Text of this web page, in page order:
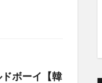
ボーイ【韓